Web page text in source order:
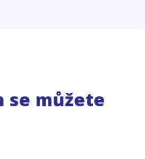
se můžete